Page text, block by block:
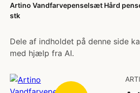
Artino Vandfarvepenselsæt Hård
stk
Dele af indholdet på denne side
med hjælp fra AI.